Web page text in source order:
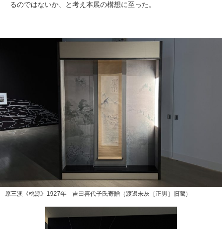
るのではないか、と考え本展の構想に至った。
原三溪《桃源》1927年 吉田喜代子氏寄贈（渡邊未灰［正男］旧蔵）